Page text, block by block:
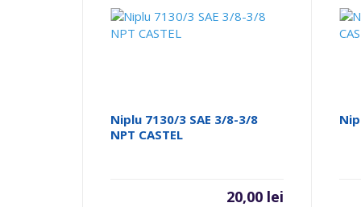
Niplu 7130/3 SAE 3/8-3/8
NPT CASTEL
20,00 lei